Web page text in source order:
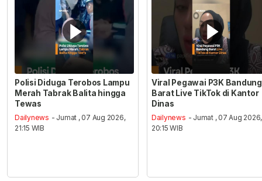
Polisi Diduga Terobos Lampu
Merah Tabrak Balita hingga
Tewas
Dailynews - Jumat , 07 Aug 2026,
21:15 WIB
Viral Pegawai P3K Bandung
Barat Live TikTok di Kantor
Dinas
Dailynews - Jumat , 07 Aug 2026,
20:15 WIB